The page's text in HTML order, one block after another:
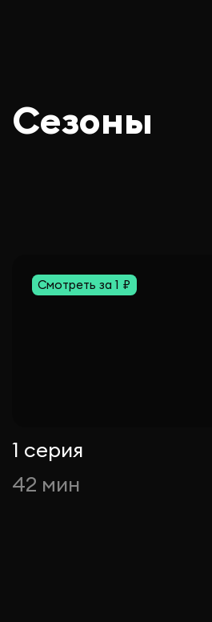
Сезоны
Смотреть за 1 ₽
1 серия
42 мин